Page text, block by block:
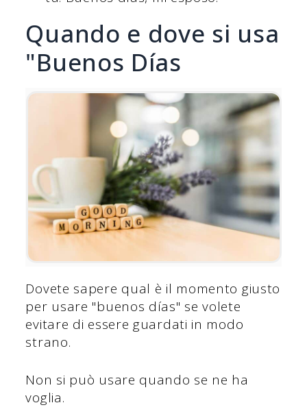
Quando e dove si usa
"Buenos Días
Dovete sapere qual è il momento giusto
per usare "buenos días" se volete
evitare di essere guardati in modo
strano.
Non si può usare quando se ne ha
voglia.